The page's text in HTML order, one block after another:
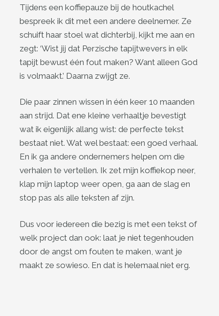
Tijdens een koffiepauze bij de houtkachel
bespreek ik dit met een andere deelnemer. Ze
schuift haar stoel wat dichterbij, kijkt me aan en
zegt: ‘Wist jij dat Perzische tapijtwevers in elk
tapijt bewust één fout maken? Want alleen God
is volmaakt.’ Daarna zwijgt ze.
Die paar zinnen wissen in één keer 10 maanden
aan strijd. Dat ene kleine verhaaltje bevestigt
wat ik eigenlijk allang wist: de perfecte tekst
bestaat niet. Wat wel bestaat: een goed verhaal.
En ik ga andere ondernemers helpen om die
verhalen te vertellen. Ik zet mijn koffiekop neer,
klap mijn laptop weer open, ga aan de slag en
stop pas als alle teksten af zijn.
Dus voor iedereen die bezig is met een tekst of
welk project dan ook: laat je niet tegenhouden
door de angst om fouten te maken, want je
maakt ze sowieso. En dat is helemaal niet erg.